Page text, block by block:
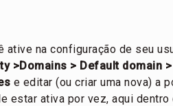
na configuração de seu
>Domains > Default domain >
e editar (ou criar uma nova) a
estar ativa por vez, aqui dentro